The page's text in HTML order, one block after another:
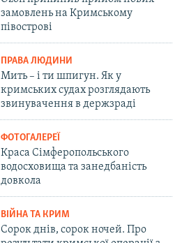
замовлень на Кримському
півострові
ПРАВА ЛЮДИНИ
Мить – і ти шпигун. Як у
кримських судах розглядають
звинувачення в держзраді
ФОТОГАЛЕРЕЇ
Краса Сімферопольського
водосховища та занедбаність
довкола
ВІЙНА ТА КРИМ
Сорок днів, сорок ночей. Про